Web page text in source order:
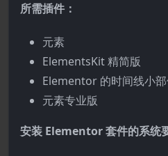
所需插件：
元素
ElementsKit 精简版
Elementor 的时间线小
元素专业版
安装 Elementor 套件的系统